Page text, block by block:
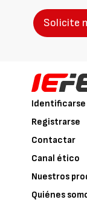
Solicite
Identificarse
Registrarse
Contactar
Canal ético
Nuestros
Quiénes